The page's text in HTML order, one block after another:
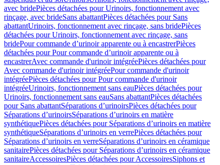
avec bridePièces détachées pour Urinoirs, fonctionnement avec
rinçage, avec brideSans abattantPièces détachées pour Sans
abattantUrinoirs, fonctionnement avec rinçage, sans bridePièces
détachées pour Urinoirs, fonctionnement avec rinçage, sans
bridePour commande d’urinoir apparente ou à encastrerPièces
détachées pour Pour commande d’urinoir apparente ou à
encastrerAvec commande d'urinoir intégréePièces détachées pour
Avec commande d'urinoir intégréePour commande d'urinoir
intégréePièces détachées pour Pour commande d'urinoir
intégréeUrinoirs, fonctionnement sans eauPièces détachées pour
Urinoirs, fonctionnement sans eauSans abattantPièces détachées
pour Sans abattantSéparations d’urinoirsPièces détachées pour
Séparations d’urinoirsSéparations d’urinoirs en matière
synthétiquePièces détachées pour Séparations d’urinoirs en matière
synthétiqueSéparations d’urinoirs en verrePièces détachées pour
Séparations d’urinoirs en verreSéparations d’urinoirs en céramique
sanitairePièces détachées pour Séparations d’urinoirs en céramique
sanitaireAccessoiresPièces détachées pour AccessoiresSiphons et